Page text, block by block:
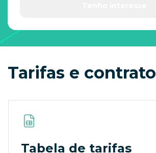
Tarifas e contrato
Tabela de tarifas